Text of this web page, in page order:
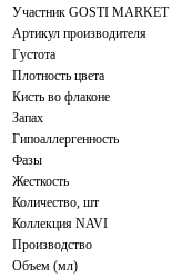
Участник GOSTI MARKET
Артикул производителя
Густота
Плотность цвета
Кисть во флаконе
Запах
Гипоаллергенность
Фазы
Жесткость
Количество, шт
Коллекция NAVI
Производство
Объем (мл)